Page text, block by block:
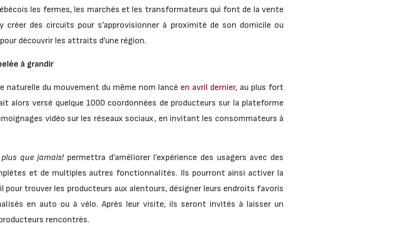
les fermes, les marchés et les transformateurs qui font de la vente
créer des circuits pour s’approvisionner à proximité de son domicile ou
découvrir les attraits d’une région.
à grandir
naturelle du mouvement du même nom lancé en avril dernier, au plus fort
alors versé quelque 1000 coordonnées de producteurs sur la plateforme
vidéo sur les réseaux sociaux, en invitant les consommateurs à
que jamais! permettra d’améliorer l’expérience des usagers avec des
et de multiples autres fonctionnalités. Ils pourront ainsi activer la
pour trouver les producteurs aux alentours, désigner leurs endroits favoris
en auto ou à vélo. Après leur visite, ils seront invités à laisser un
rencontrés.